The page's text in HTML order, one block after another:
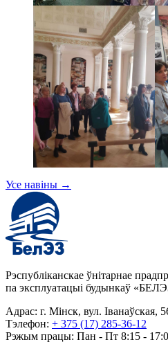
Усе навіны →
Рэспубліканскае ўнітарнае
па эксплуатацыі будынкаў
Адрас: г. Мінск, вул. Іванаўская,
Тэлефон: + 375 (17) 285-36-12
Рэжым працы: Пан - Пт 8:15 -